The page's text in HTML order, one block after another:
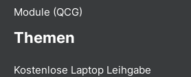
Module (QCG)
Themen
Kostenlose Laptop Leihgabe